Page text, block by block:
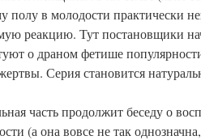
полу в молодости практически
реакцию. Тут постановщики
о драном фетише
Серия становится
часть продолжит беседу о
(а она вовсе не так